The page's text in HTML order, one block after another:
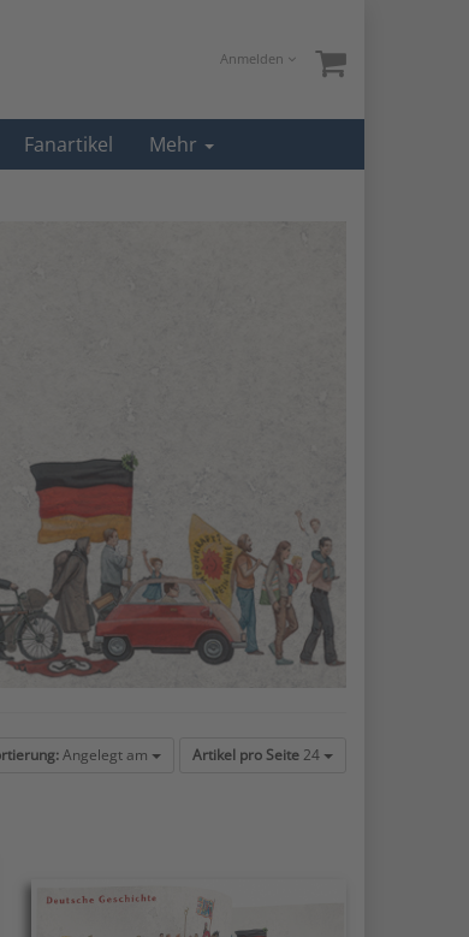
Anmelden
Fanartikel Mehr
Angelegt am Artikel pro Seite24